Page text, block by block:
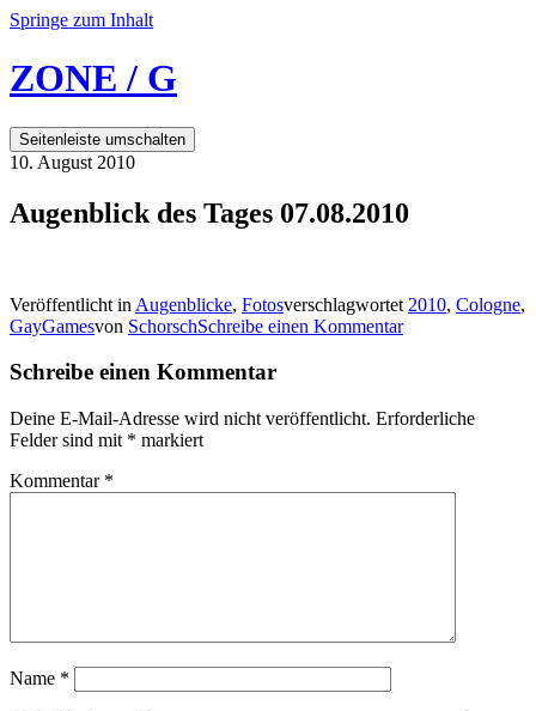
Springe zum Inhalt
ZONE / G
Seitenleiste umschalten
10. August 2010
Augenblick des Tages 07.08.2010
Veröffentlicht in Augenblicke, Fotosverschlagwortet 2010, Cologne,
GayGamesvon SchorschSchreibe einen Kommentar
Schreibe einen Kommentar
Deine E-Mail-Adresse wird nicht veröffentlicht. Erforderliche
Felder sind mit * markiert
Kommentar *
Name *